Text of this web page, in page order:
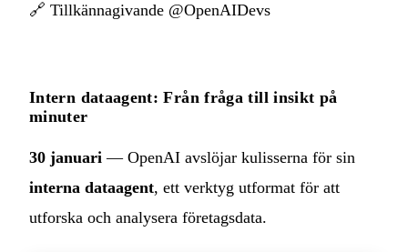
🔗 Tillkännagivande @OpenAIDevs
Intern dataagent: Från fråga till insikt på
minuter
30 januari — OpenAI avslöjar kulisserna för sin
interna dataagent, ett verktyg utformat för att
utforska och analysera företagsdata.